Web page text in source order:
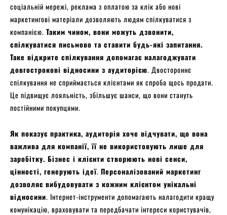
соціальній мережі, реклама з оплатою за клік або нові
маркетингові матеріали дозволяють людям спілкуватися з
компанією. Таким чином, вони можуть дзвонити,
спілкуватися письмово та ставити будь-які запитання.
Таке відкрите спілкування допомагає налагоджувати
довгострокові відносини з аудиторією. Двостороннє
спілкування не сприймається клієнтами як спроба щось продати.
Це підвищує лояльність, збільшує шанси, що вони стануть
постійними покупцями.
Як показує практика, аудиторія хоче відчувати, що вона
важлива для компанії, її не використовують лише для
заробітку. Бізнес і клієнти створюють нові сенси,
цінності, генерують ідеї. Персоналізований маркетинг
дозволяє вибудовувати з кожним клієнтом унікальні
відносини. Інтернет-інструменти допомагають налагодити кращу
комунікацію, враховувати та передбачати інтереси користувачів,